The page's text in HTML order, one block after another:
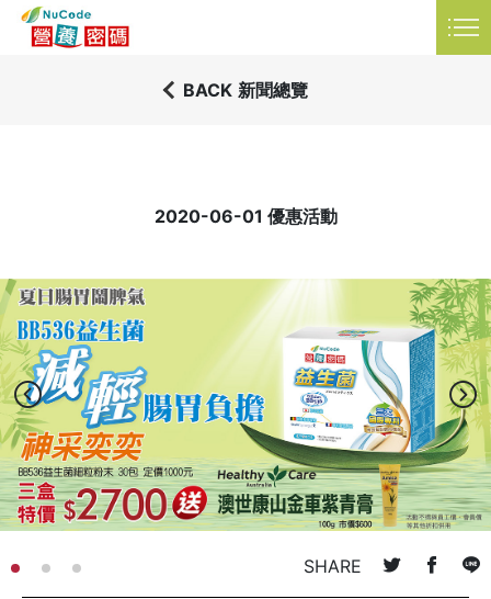
BACK 新聞總覽
2020-06-01 優惠活動
SHARE